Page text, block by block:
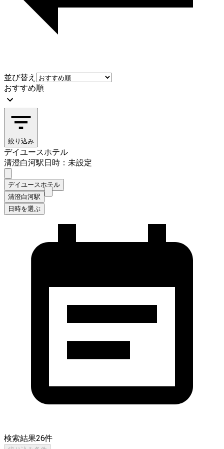
並び替え
おすすめ順
絞り込み
デイユースホテル
清澄白河駅日時：未設定
デイユースホテル
清澄白河駅
日時を選ぶ
検索結果26件